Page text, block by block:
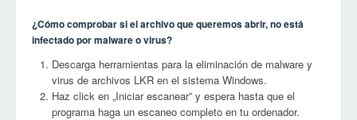
¿Cómo comprobar si el archivo que queremos abrir, no está
infectado por malware o virus?
Descarga herramientas para la eliminación de malware y
virus de archivos LKR en el sistema Windows.
Haz click en „Iniciar escanear” y espera hasta que el
programa haga un escaneo completo en tu ordenador.